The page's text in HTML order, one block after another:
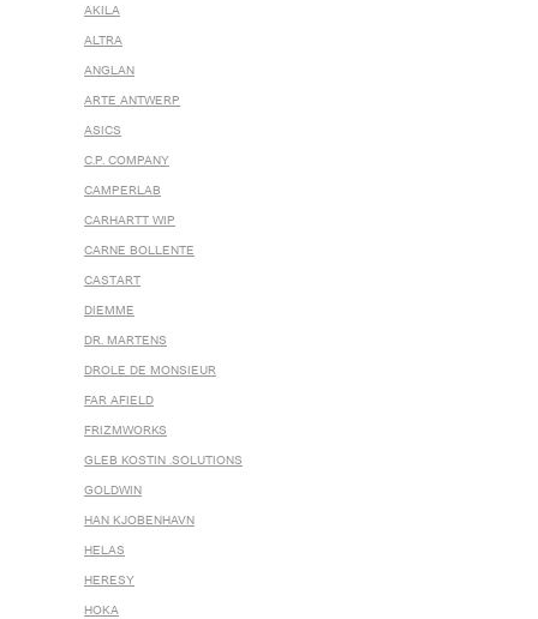
AKILA
ALTRA
ANGLAN
ARTE ANTWERP
ASICS
C.P. COMPANY
CAMPERLAB
CARHARTT WIP
CARNE BOLLENTE
CASTART
DIEMME
DR. MARTENS
DROLE DE MONSIEUR
FAR AFIELD
FRIZMWORKS
GLEB KOSTIN .SOLUTIONS
GOLDWIN
HAN KJOBENHAVN
HELAS
HERESY
HOKA